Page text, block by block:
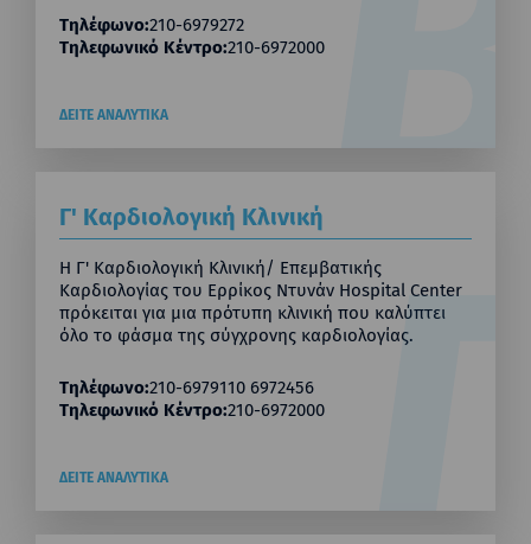
Τηλέφωνο:210-6979272
Τηλεφωνικό Κέντρο:210-6972000
ΔΕΙΤΕ ΑΝΑΛΥΤΙΚΑ
Γ' Καρδιολογική Κλινική
Η Γ' Καρδιολογική Κλινική/ Επεμβατικής
Καρδιολογίας του Ερρίκος Ντυνάν Hospital Center
πρόκειται για μια πρότυπη κλινική που καλύπτει
όλο το φάσμα της σύγχρονης καρδιολογίας.
Τηλέφωνο:210-6979110 6972456
Τηλεφωνικό Κέντρο:210-6972000
ΔΕΙΤΕ ΑΝΑΛΥΤΙΚΑ